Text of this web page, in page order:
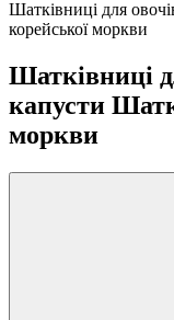
Шатківниці для
корейської моркви
Шатківниці
капусти
моркви